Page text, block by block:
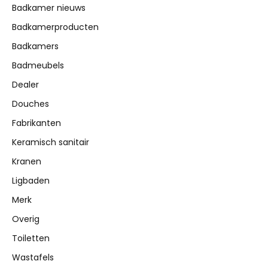
Badkamer nieuws
Badkamerproducten
Badkamers
Badmeubels
Dealer
Douches
Fabrikanten
Keramisch sanitair
Kranen
Ligbaden
Merk
Overig
Toiletten
Wastafels